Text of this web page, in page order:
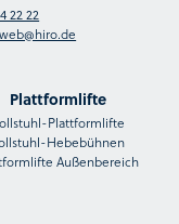
22 22
Plattformlifte
Plattformlifte
Hebebühnen
Außenbereich